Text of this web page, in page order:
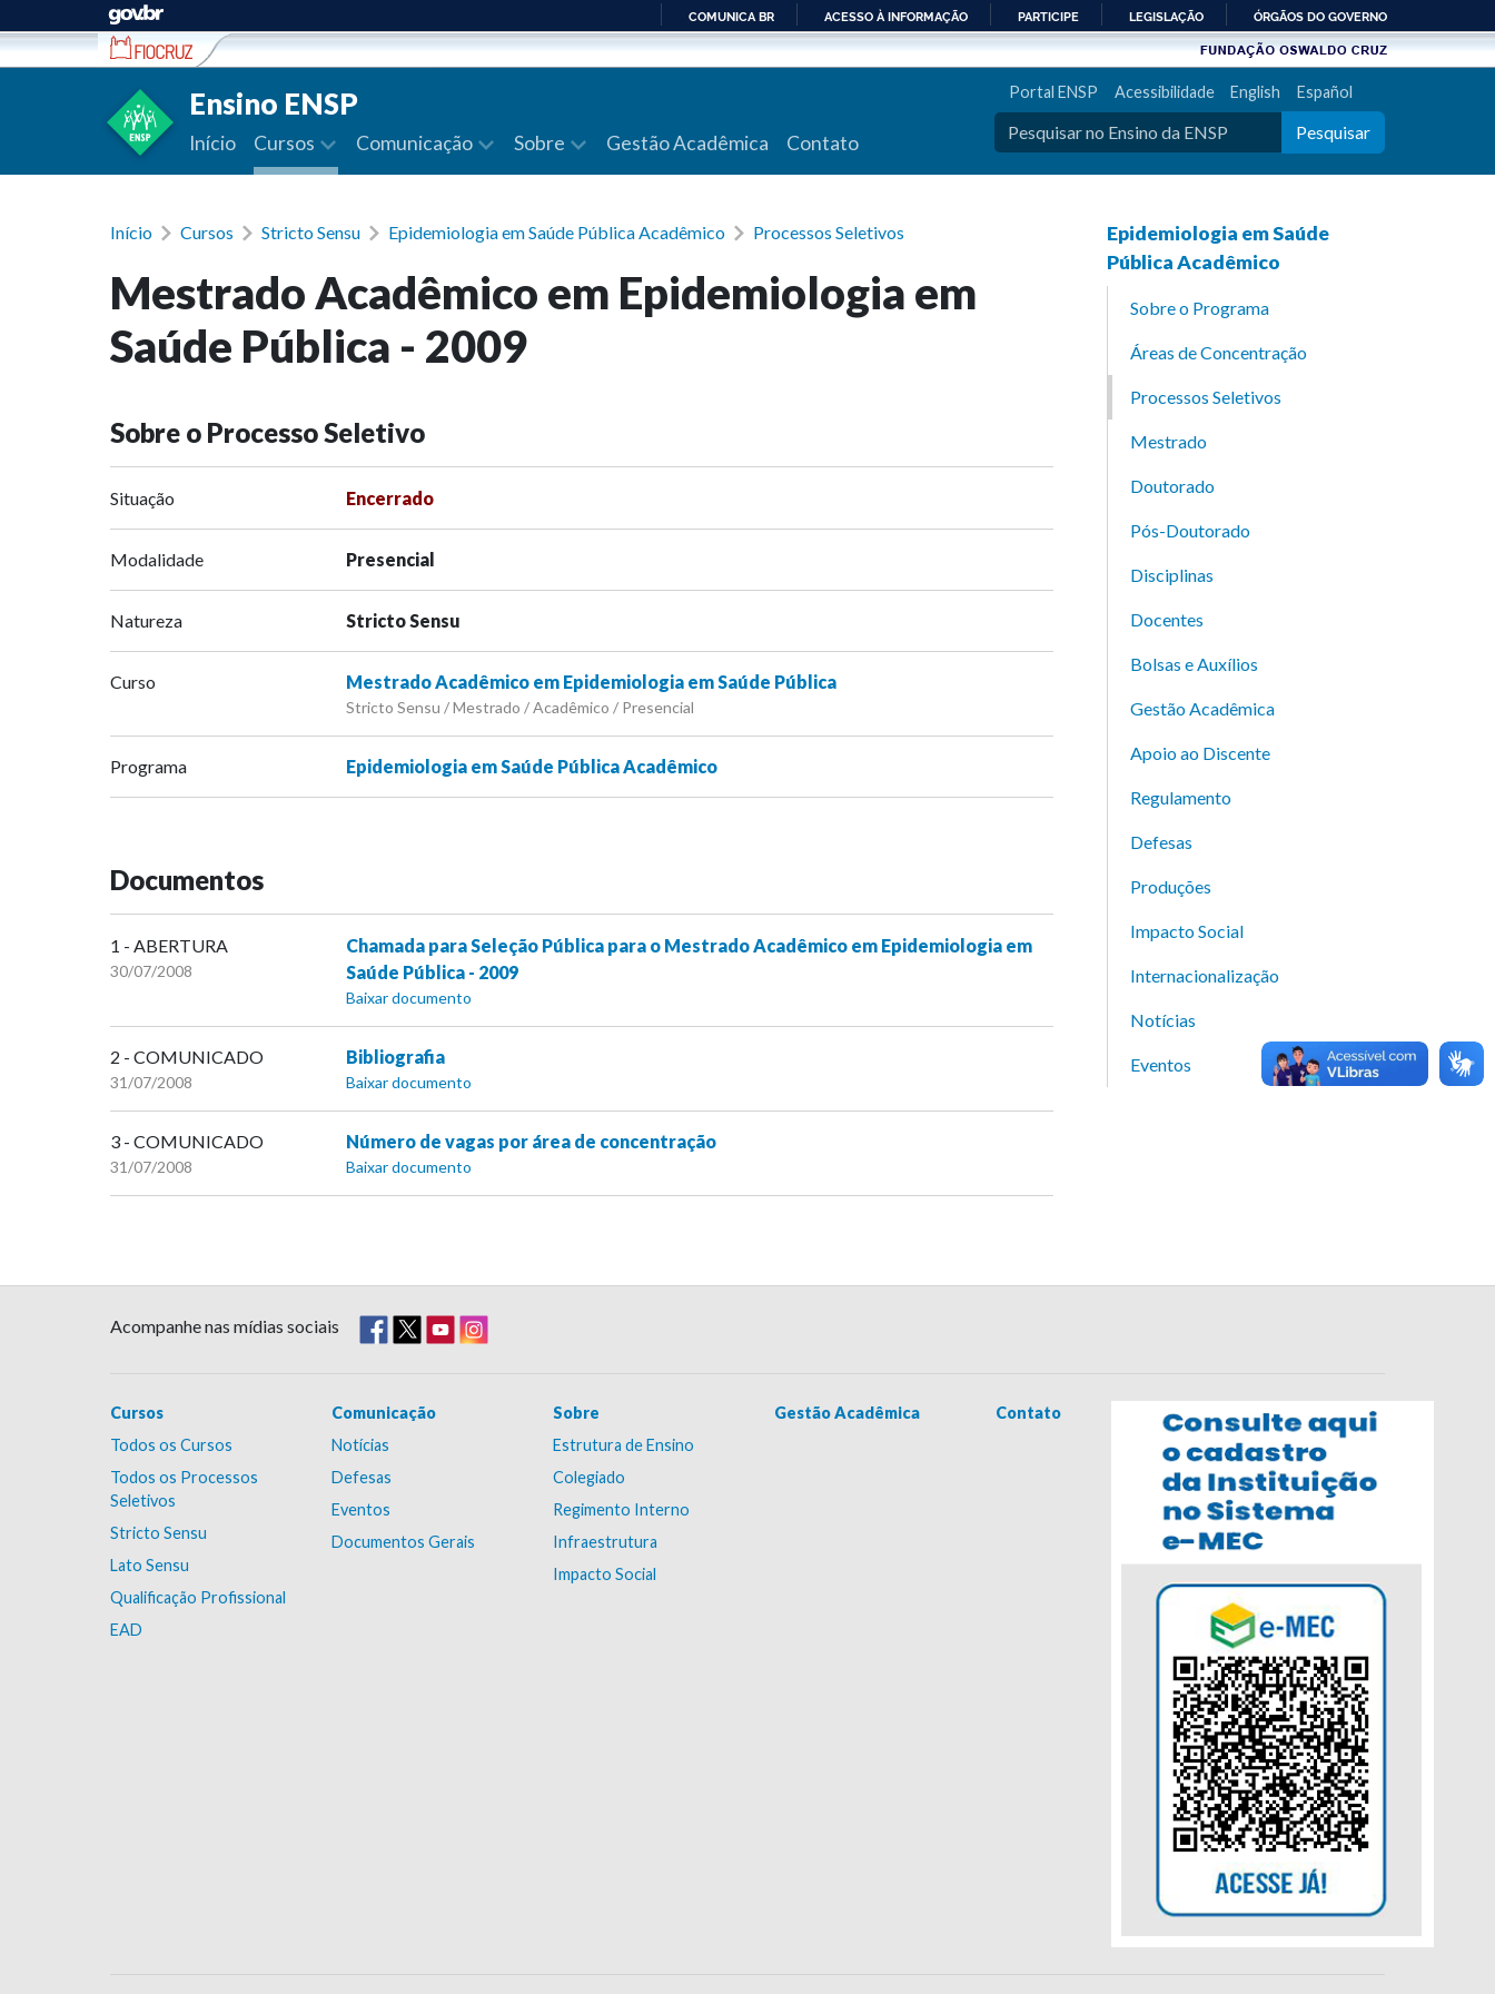
Ir para conteúdo
PARA
COMUNICA BR ACESSO À INFORMAÇÃO PARTICIPE LEGISLAÇÃO ÓRGÃOS DO GOVERNO
Ensino ENSP
Início Cursos Comunicação Sobre Gestão Acadêmica Contato
Portal ENSP Acessibilidade English Español
Pesquisar
Início Cursos Stricto Sensu Epidemiologia em Saúde Pública Acadêmico Processos Seletivos
Mestrado Acadêmico em Epidemiologia em
Saúde Pública - 2009
Sobre o Processo Seletivo
Situação Encerrado
Modalidade Presencial
Natureza Stricto Sensu
Curso Mestrado Acadêmico em Epidemiologia em Saúde Pública
Stricto Sensu / Mestrado / Acadêmico / Presencial
Programa Epidemiologia em Saúde Pública Acadêmico
Documentos
1 - ABERTURA
30/07/2008
Chamada para Seleção Pública para o Mestrado Acadêmico em Epidemiologia em
Saúde Pública - 2009
Baixar documento
2 - COMUNICADO
31/07/2008
Bibliografia
Baixar documento
3 - COMUNICADO
31/07/2008
Número de vagas por área de concentração
Baixar documento
Epidemiologia em Saúde
Pública Acadêmico
Sobre o Programa
Áreas de Concentração
Processos Seletivos
Mestrado
Doutorado
Pós-Doutorado
Disciplinas
Docentes
Bolsas e Auxílios
Gestão Acadêmica
Apoio ao Discente
Regulamento
Defesas
Produções
Impacto Social
Internacionalização
Notícias
Eventos
Acompanhe nas mídias sociais
Cursos
Todos os Cursos
Todos os Processos
Seletivos
Stricto Sensu
Lato Sensu
Qualificação Profissional
EAD
Comunicação
Notícias
Defesas
Eventos
Documentos Gerais
Sobre
Estrutura de Ensino
Colegiado
Regimento Interno
Infraestrutura
Impacto Social
Gestão Acadêmica Contato